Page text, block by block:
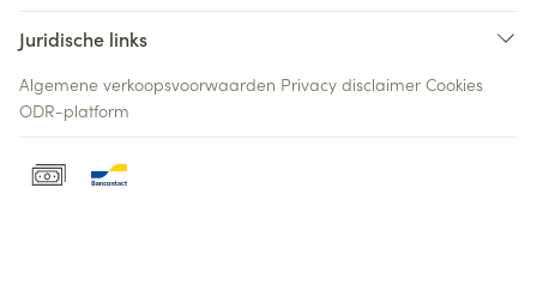
Juridische links
Algemene verkoopsvoorwaarden Privacy disclaimer Cookies
ODR-platform